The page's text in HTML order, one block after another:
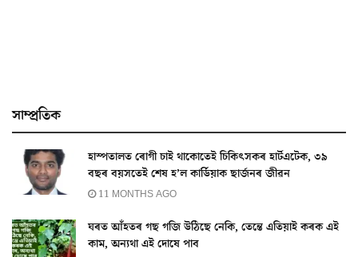
সাম্প্ৰতিক
হাস্পতালত ৰোগী চাই থাকোতেই চিকিৎসকৰ হাৰ্টএটেক, ৩৯
বছৰ বয়সতেই শেষ হ’ল কাৰ্ডিয়াক ছাৰ্জনৰ জীৱন
11 MONTHS AGO
ঘৰত আঁহতৰ গছ গজি উঠিছে নেকি, তেন্তে এতিয়াই কৰক এই
কাম, অন্যথা এই দোষে পাব